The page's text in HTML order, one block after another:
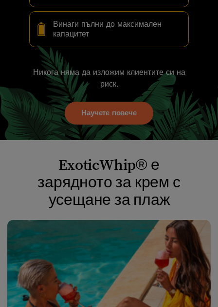
Винаги пълни до максимален
капацитет
Никога няма да изложим клиентите си на
риск.
Научете повече
ExoticWhip® е
зарядното за крем с
усещане за плаж